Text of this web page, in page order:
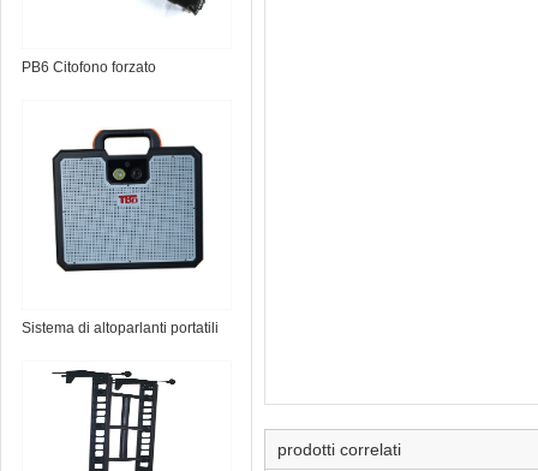
PB6 Citofono forzato
Sistema di altoparlanti portatili
prodotti correlati